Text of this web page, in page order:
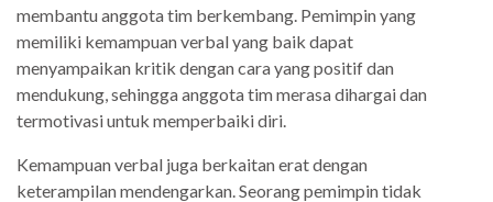
membantu anggota tim berkembang. Pemimpin yang
memiliki kemampuan verbal yang baik dapat
menyampaikan kritik dengan cara yang positif dan
mendukung, sehingga anggota tim merasa dihargai dan
termotivasi untuk memperbaiki diri.
Kemampuan verbal juga berkaitan erat dengan
keterampilan mendengarkan. Seorang pemimpin tidak